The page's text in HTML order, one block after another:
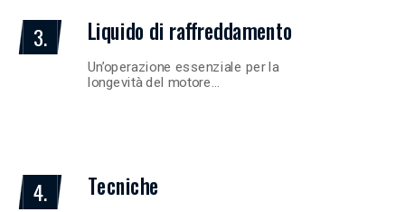
3. Liquido di raffreddamento
Un’operazione essenziale per la
longevità del motore…
4. Tecniche